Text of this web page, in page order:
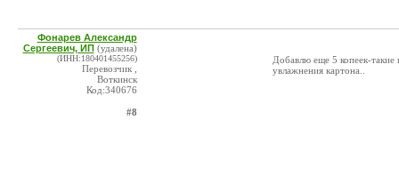
Фонарев Александр
Сергеевич, ИП (удалена)
(ИНН:180401455256)
Перевозчик ,
Воткинск
Код:340676
#8
Добавлю еще 5 копеек-такие
увлажнения картона..